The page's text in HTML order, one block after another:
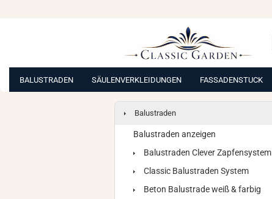
BALUSTRADEN SÄULENVERKLEIDUNGEN FASSADENSTUCK
Balustraden
Balustraden anzeigen
Balustraden Clever Zapfensystem
Classic Balustraden System
Beton Balustrade weiß & farbig